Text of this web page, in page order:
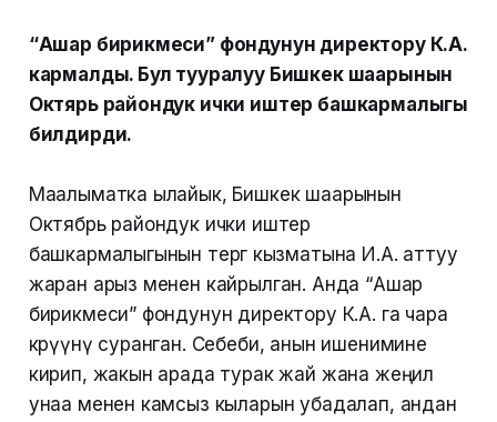
“Ашар бирикмеси” фондунун директору К.А.
кармалды. Бул тууралуу Бишкек шаарынын
Октярь райондук ички иштер башкармалыгы
билдирди.
Маалыматка ылайык, Бишкек шаарынын
Октябрь райондук ички иштер
башкармалыгынын тергөө кызматына И.А. аттуу
жаран арыз менен кайрылган. Анда “Ашар
бирикмеси” фондунун директору К.А. га чара
көрүүнү суранган. Себеби, анын ишенимине
кирип, жакын арада турак жай жана жеңил
унаа менен камсыз кыларын убадалап, андан